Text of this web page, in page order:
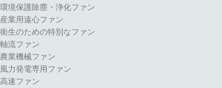
環境保護除塵・浄化ファン
産業用遠心ファン
衛生のための特別なファン
軸流ファン
農業機械ファン
風力発電専用ファン
高速ファン